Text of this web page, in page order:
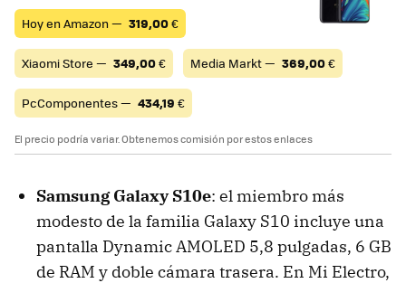
Hoy en Amazon — 319,00€
Xiaomi Store — 349,00€ Media Markt — 369,00€
PcComponentes — 434,19 €
El precio podría variar. Obtenemos comisión por estos enlaces
Samsung Galaxy S10e: el miembro más
modesto de la familia Galaxy S10 incluye una
pantalla Dynamic AMOLED 5,8 pulgadas, 6 GB
de RAM y doble cámara trasera. En Mi Electro,